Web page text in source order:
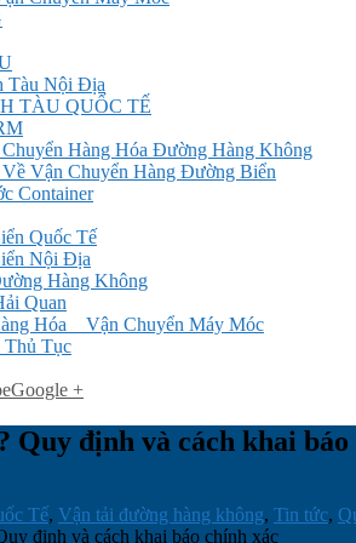
Tàu Nội Địa
TÀU QUỐC TẾ
Hàng Hóa Đường Hàng Không
Vận Chuyển Hàng Đường Biển
Container
Quốc Tế
Nội Địa
Hàng Không
Quan
Hóa _ Vận Chuyển Máy Móc
Thủ Tục
Google +
Quy định và cách khai báo
Tế, Vận tải đường hàng không, Tin tức,
định và cách khai báo chính xác